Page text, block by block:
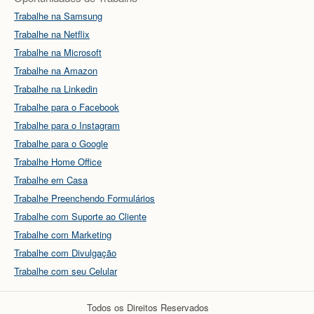
Trabalhe na Samsung
Trabalhe na Netflix
Trabalhe na Microsoft
Trabalhe na Amazon
Trabalhe na Linkedin
Trabalhe para o Facebook
Trabalhe para o Instagram
Trabalhe para o Google
Trabalhe Home Office
Trabalhe em Casa
Trabalhe Preenchendo Formulários
Trabalhe com Suporte ao Cliente
Trabalhe com Marketing
Trabalhe com Divulgação
Trabalhe com seu Celular
Todos os Direitos Reservados